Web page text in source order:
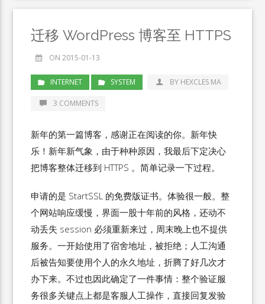
迁移 WordPress 博客至 HTTPS
ON 2015-01-13
INTERNET SYSTEM BY HEXCLES MA
3 COMMENTS
新年的第一篇博客，感谢正在阅读的你。新年快
乐！新年新气象，由于种种原因，我最后下定决心
把博客整体迁移到 HTTPS 。简单记录一下过程。
申请的是 StartSSL 的免费版证书。体验很一般。整
个网站响应缓慢，界面一股十年前的风格，还动不
动丢失 session 必须重新来过，周末晚上也不提供
服务。一开始使用了宿舍地址，被拒绝；人工沟通
后被告知要使用个人的永久地址，折腾了好几次才
办下来。不过也因此确定了一件事情：整个验证服
务很多关键点上都是客服人工操作，直接回复发验